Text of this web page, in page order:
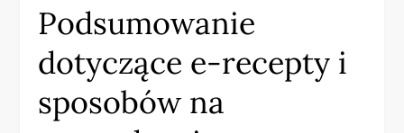
Podsumowanie
dotyczące e-recepty i
sposobów na